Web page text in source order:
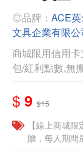
◎品牌： ACE
文具企業有限公
商城限用信用
包/紅利點數,無
$ 9 $15
【線上商城
贈，每人期間